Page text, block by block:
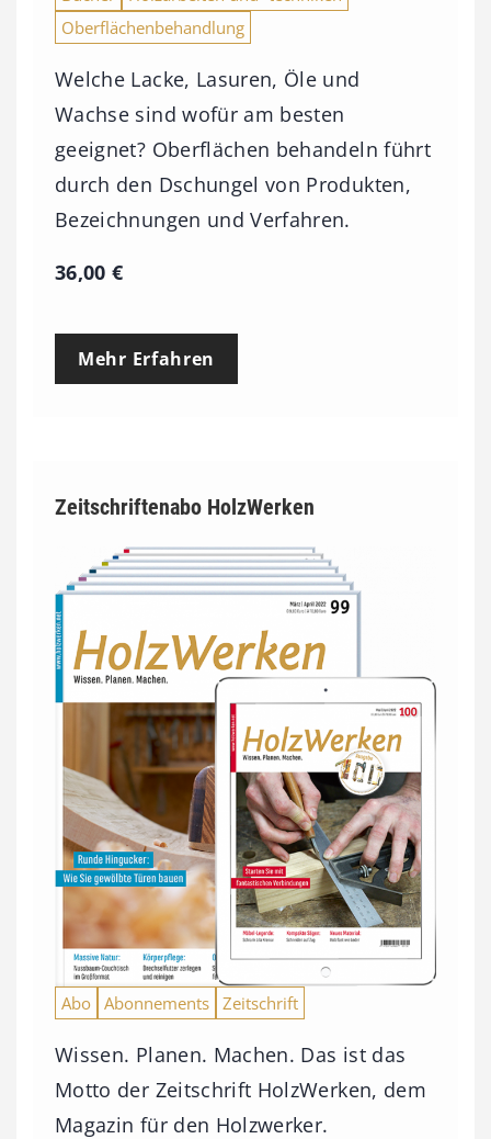
Oberflächenbehandlung
Welche Lacke, Lasuren, Öle und
Wachse sind wofür am besten
geeignet? Oberflächen behandeln führt
durch den Dschungel von Produkten,
Bezeichnungen und Verfahren.
36,00€
Mehr Erfahren
Zeitschriftenabo HolzWerken
Abo Abonnements Zeitschrift
Wissen. Planen. Machen. Das ist das
Motto der Zeitschrift HolzWerken, dem
Magazin für den Holzwerker.